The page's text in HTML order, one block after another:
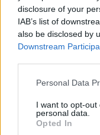
disclosure of your
IAB’s list of
also be disclosed by
Downstream
Please note that this
not limited to your
grant or deny
use your data for
Personal Data
I want to opt-
personal data.
Opted In
ονομασία
τάξεως των 320
αναφέρουν ότι
απέρριψε την
αποτέλεσμα, το
κοινοπραξία
τελική ευθεία